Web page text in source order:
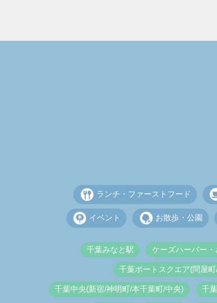
ランチ・ファーストフード
イベント お散歩・公園
千葉みなと駅 ケーズハーバー
千葉ポートスクエア(問屋
千葉中央(新宿/神明町/本千葉町/中央) 千